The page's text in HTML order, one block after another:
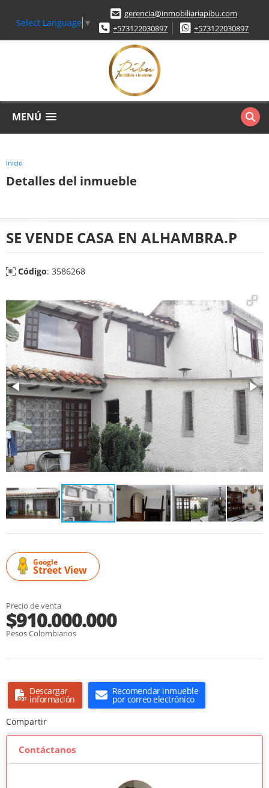
Select Language ▼
gerencia@inmobiliariapibu.com
+573122030897
+573122030897
MENÚ
Inicio
Detalles del inmueble
SE VENDE CASA EN ALHAMBRA.P
Código: 3586268
Google
Street View
Precio de venta
$910.000.000
Pesos Colombianos
Descargar
información
Recomendar inmueble
por correo electrónico
Compartir
Contáctanos